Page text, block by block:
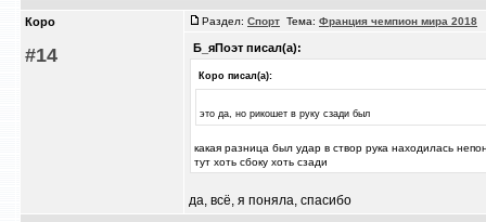
Коро
#14
Раздел: Спорт Тема: Франция чемпион мира 2018
Б_яПоэт писал(а):
Коро писал(а):
это да, но рикошет в руку сзади был
какая разница был удар в створ рука находилась
тут хоть сбоку хоть сзади
да, всё, я поняла, спасибо